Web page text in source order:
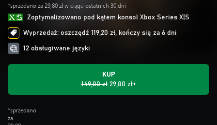
*sprzedano za 29,80 zł w ciągu ostatnich 30 dni
Zoptymalizowano pod kątem konsol Xbox Series X|S
Wyprzedaż: oszczędź 119,20 zł, kończy się za 6 dni
12 obsługiwane języki
KUP
149,00 zł 29,80 zł+
*sprzedano
za